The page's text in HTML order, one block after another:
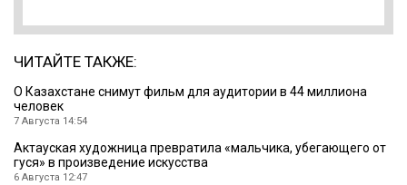
ЧИТАЙТЕ ТАКЖЕ:
О Казахстане снимут фильм для аудитории в 44 миллиона
человек
7 Августа 14:54
Актауская художница превратила «мальчика, убегающего от
гуся» в произведение искусства
6 Августа 12:47